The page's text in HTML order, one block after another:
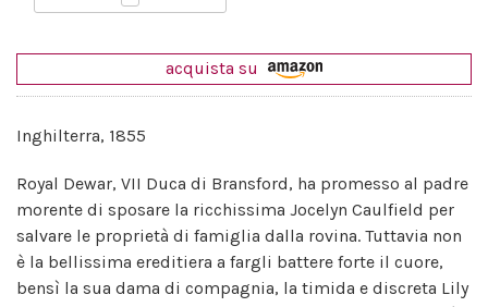
acquista su
Inghilterra, 1855
Royal Dewar, VII Duca di Bransford, ha promesso al padre
morente di sposare la ricchissima Jocelyn Caulfield per
salvare le proprietà di famiglia dalla rovina. Tuttavia non
è la bellissima ereditiera a fargli battere forte il cuore,
bensì la sua dama di compagnia, la timida e discreta Lily